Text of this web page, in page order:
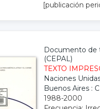
[publicación
Documento de
(CEPAL)
TEXTO
Naciones
Buenos Aires :
1988-2000